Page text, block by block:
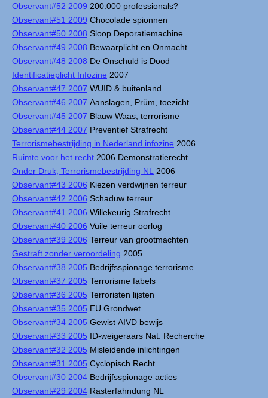
Observant#52 2009 200.000 professionals?
Observant#51 2009 Chocolade spionnen
Observant#50 2008 Sloop Deporatiemachine
Observant#49 2008 Bewaarplicht en Onmacht
Observant#48 2008 De Onschuld is Dood
Identificatieplicht Infozine 2007
Observant#47 2007 WUID & buitenland
Observant#46 2007 Aanslagen, Prüm, toezicht
Observant#45 2007 Blauw Waas, terrorisme
Observant#44 2007 Preventief Strafrecht
Terrorismebestrijding in Nederland infozine 2006
Ruimte voor het recht 2006 Demonstratierecht
Onder Druk, Terrorismebestrijding NL
2006
Observant#43 2006 Kiezen verdwijnen terreur
Observant#42 2006 Schaduw terreur
Observant#41 2006 Willekeurig Strafrecht
Observant#40 2006 Vuile terreur oorlog
Observant#39 2006 Terreur van grootmachten
Gestraft zonder veroordeling 2005
Observant#38 2005 Bedrijfsspionage terrorisme
Observant#37 2005 Terrorisme fabels
Observant#36 2005 Terroristen lijsten
Observant#35 2005 EU Grondwet
Observant#34 2005 Gewist AIVD bewijs
Observant#33 2005 ID-weigeraars Nat. Recherche
Observant#32 2005 Misleidende inlichtingen
Observant#31 2005 Cyclopisch Recht
Observant#30 2004 Bedrijfsspionage acties
Observant#29 2004 Rasterfahndung NL